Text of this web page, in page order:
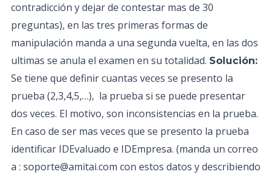
contradicción y dejar de contestar mas de 30
preguntas), en las tres primeras formas de
manipulación manda a una segunda vuelta, en las dos
ultimas se anula el examen en su totalidad. Solución:
Se tiene que definir cuantas veces se presento la
prueba (2,3,4,5,…), la prueba si se puede presentar
dos veces. El motivo, son inconsistencias en la prueba.
En caso de ser mas veces que se presento la prueba
identificar IDEvaluado e IDEmpresa. (manda un correo
a : soporte@amitai.com con estos datos y describiendo